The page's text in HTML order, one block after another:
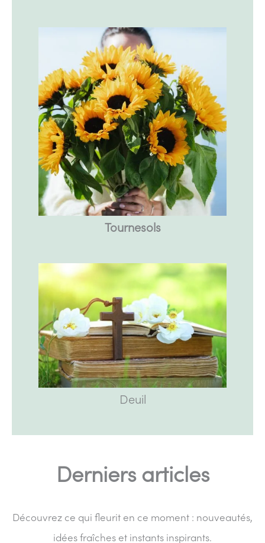
Tournesols
Deuil
Derniers articles
Découvrez ce qui fleurit en ce moment : nouveautés,
idées fraîches et instants inspirants.